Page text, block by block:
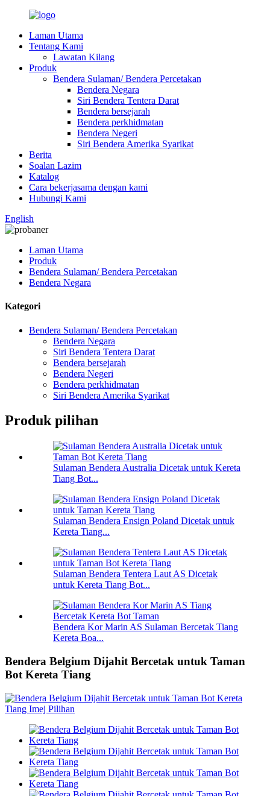
Laman Utama
Tentang Kami
Lawatan Kilang
Produk
Bendera Sulaman/ Bendera Percetakan
Bendera Negara
Siri Bendera Tentera Darat
Bendera bersejarah
Bendera perkhidmatan
Bendera Negeri
Siri Bendera Amerika Syarikat
Berita
Soalan Lazim
Katalog
Cara bekerjasama dengan kami
Hubungi Kami
English
Laman Utama
Produk
Bendera Sulaman/ Bendera Percetakan
Bendera Negara
Kategori
Bendera Sulaman/ Bendera Percetakan
Bendera Negara
Siri Bendera Tentera Darat
Bendera bersejarah
Bendera Negeri
Bendera perkhidmatan
Siri Bendera Amerika Syarikat
Produk pilihan
Sulaman Bendera Australia Dicetak untuk Kereta
Tiang Bot...
Sulaman Bendera Ensign Poland Dicetak untuk
Kereta Tiang...
Sulaman Bendera Tentera Laut AS Dicetak
untuk Kereta Tiang Bot...
Bendera Kor Marin AS Sulaman Bercetak Tiang
Kereta Boa...
Bendera Belgium Dijahit Bercetak untuk Taman
Bot Kereta Tiang